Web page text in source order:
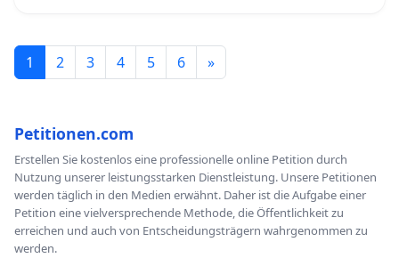
1 2 3 4 5 6 »
Petitionen.com
Erstellen Sie kostenlos eine professionelle online Petition durch
Nutzung unserer leistungsstarken Dienstleistung. Unsere Petitionen
werden täglich in den Medien erwähnt. Daher ist die Aufgabe einer
Petition eine vielversprechende Methode, die Öffentlichkeit zu
erreichen und auch von Entscheidungsträgern wahrgenommen zu
werden.